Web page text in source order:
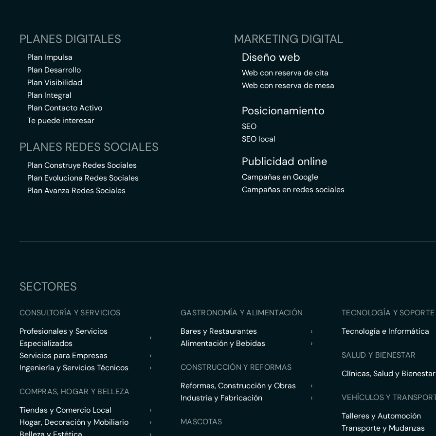
PLANES DIGITALES
Plan Impulsa
Plan Desarrollo
Plan Visibilidad
Plan Integral
Plan Contacto Activo
Te puede interesar
PLANES REDES SOCIALES
Plan Construye Redes Sociales
Plan Evoluciona Redes Sociales
Plan Avanza Redes Sociales
MARKETING DIGITAL
Diseño web
Web con reserva de cita
Web con reserva de mesa
Posicionamiento
SEO
SEO local
Publicidad online
Campañas en Google
Campañas en redes sociales
SECTORES
CONSULTORÍA Y SERVICIOS
Profesionales y Servicios
Especializados
›
Servicios para Empresas
›
Ingeniería y Servicios Técnicos
›
COMPRAS, HOGAR Y BELLEZA
Tiendas y Comercio Local
›
Hogar, Decoración y Mobiliario
›
GASTRONOMÍA Y ALIMENTACIÓN
Bares y Restaurantes
›
Alimentación y Bebidas
›
CONSTRUCCIÓN Y REFORMAS
Reformas, Construcción y Obras
›
Industria y Fabricación
›
MASCOTAS
TECNOLOGÍA Y
Tecnología e Informática
SALUD Y BIENESTAR
Clínicas, Salud y Bienestar
VEHÍCULOS Y
Talleres y Automoción
Transporte y Mudanzas